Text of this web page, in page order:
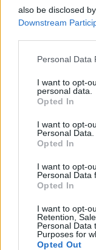
also be disclosed
Downstream
Personal Data
I want to opt-
personal data.
Opted In
I want to opt-
Personal Data.
Opted In
I want to opt-
Personal Data
Opted In
I want to opt-
Retention,
Personal Data
Purposes for
Opted Out